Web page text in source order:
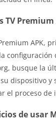
TV Premium
APK,
configuración
busque la
dispositivo y
el proceso de
de usar